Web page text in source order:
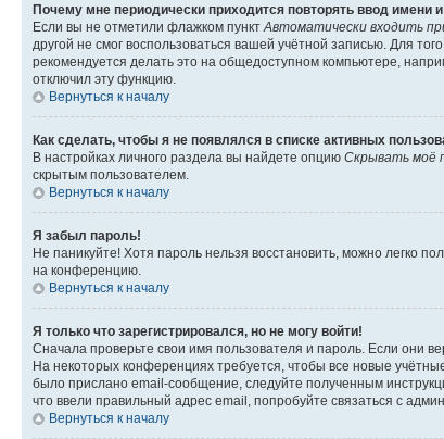
Почему мне периодически приходится повторять ввод имени
Если вы не отметили флажком пункт Автоматически входить
другой не смог воспользоваться вашей учётной записью. Для
рекомендуется делать это на общедоступном компьютере,
отключил эту функцию.
Вернуться к началу
Как сделать, чтобы я не появлялся в списке активных
В настройках личного раздела вы найдете опцию Скрывать моё
скрытым пользователем.
Вернуться к началу
Я забыл пароль!
Не паникуйте! Хотя пароль нельзя восстановить, можно легко
на конференцию.
Вернуться к началу
Я только что зарегистрировался, но не могу войти!
Сначала проверьте свои имя пользователя и пароль. Если они
На некоторых конференциях требуется, чтобы все новые
было прислано email-сообщение, следуйте полученным
что ввели правильный адрес email, попробуйте связаться с
Вернуться к началу